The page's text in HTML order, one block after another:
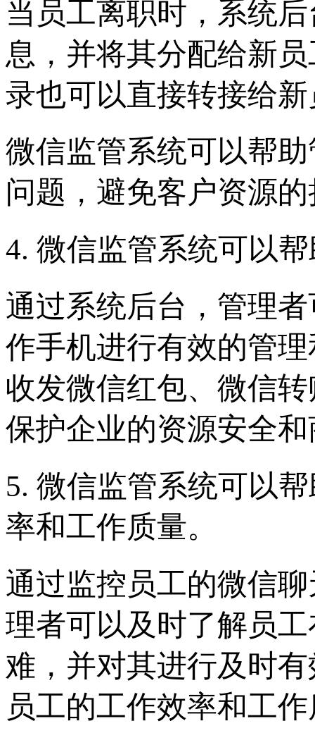
当员工离职时，系统
息，并将其分配给新
录也可以直接转接给
微信监管系统可以帮
问题，避免客户资源
4. 微信监管系统可以
通过系统后台，管理
作手机进行有效的管
收发微信红包、微信
保护企业的资源安全
5. 微信监管系统可以
率和工作质量。
通过监控员工的微信
理者可以及时了解员
难，并对其进行及时
员工的工作效率和工